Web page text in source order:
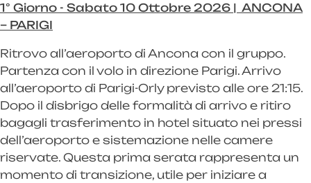
1° Giorno - Sabato 10 Ottobre 2026 | ANCONA
– PARIGI
Ritrovo all’aeroporto di Ancona con il gruppo.
Partenza con il volo in direzione Parigi. Arrivo
all’aeroporto di Parigi-Orly previsto alle ore 21:15.
Dopo il disbrigo delle formalità di arrivo e ritiro
bagagli trasferimento in hotel situato nei pressi
dell’aeroporto e sistemazione nelle camere
riservate. Questa prima serata rappresenta un
momento di transizione, utile per iniziare a